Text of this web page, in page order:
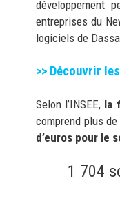
développement
entreprises du
logiciels de
>> Découvrir
Selon l’INSEE, la
comprend plus
d’euros pour le
1 704